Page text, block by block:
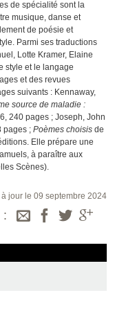
de spécialité sont la
musique, danse et
de poésie et
Parmi ses traductions
Lotte Kramer, Elaine
style et le langage
et des revues
suivants : Kennaway,
source de maladie :
240 pages ; Joseph, John
pages ; Poèmes choisis de
Elle prépare une
à paraître aux
Scènes).
à jour le 09 septembre 2024